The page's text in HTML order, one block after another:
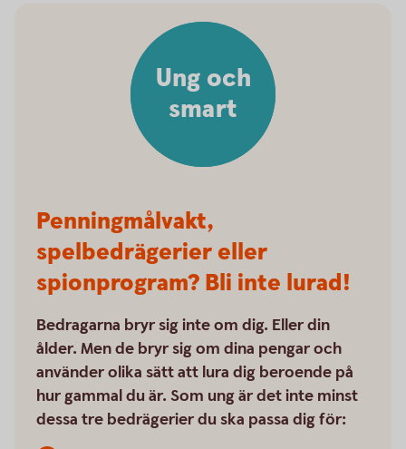
Penningmålvakt,
spelbedrägerier eller
spionprogram? Bli inte lurad!
Bedragarna bryr sig inte om dig. Eller din
ålder. Men de bryr sig om dina pengar och
använder olika sätt att lura dig beroende på
hur gammal du är. Som ung är det inte minst
dessa tre bedrägerier du ska passa dig för:
Ung och
smart